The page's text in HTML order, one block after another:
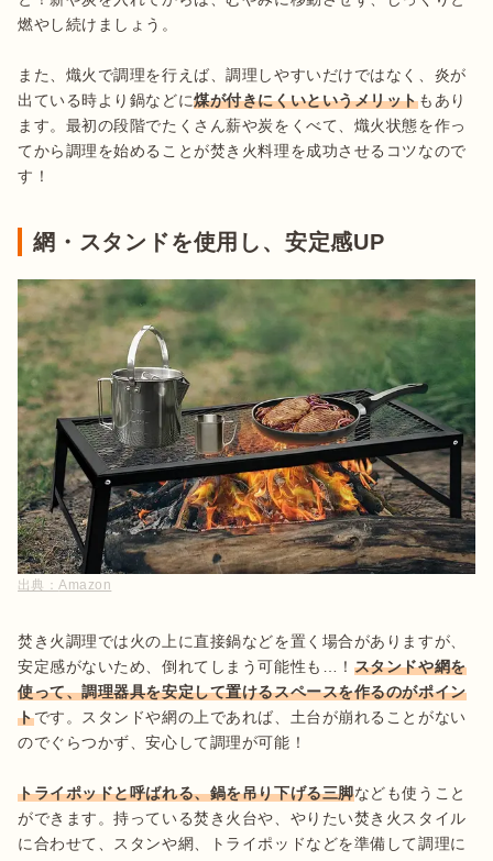
燃やし続けましょう。
また、熾火で調理を行えば、調理しやすいだけではなく、炎が
出ている時より鍋などに煤が付きにくいというメリットもあり
ます。最初の段階でたくさん薪や炭をくべて、熾火状態を作っ
てから調理を始めることが焚き火料理を成功させるコツなので
す！
網・スタンドを使用し、安定感UP
出典：Amazon
焚き火調理では火の上に直接鍋などを置く場合がありますが、
安定感がないため、倒れてしまう可能性も…！ スタンドや網を
使って、調理器具を安定して置けるスペースを作るのがポイン
トです。スタンドや網の上であれば、土台が崩れることがない
のでぐらつかず、安心して調理が可能！
トライポッドと呼ばれる、鍋を吊り下げる三脚なども使うこと
ができます。持っている焚き火台や、やりたい焚き火スタイル
に合わせて、スタンや網、トライポッドなどを準備して調理に